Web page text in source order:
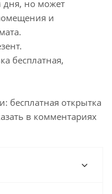
дня, но может
и
бесплатная,
бесплатная открытка
в комментариях